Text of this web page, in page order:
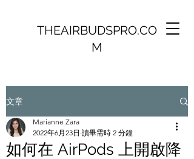
THEAIRBUDSPRO.CO
M
文章
如何在 AirPods 上開啟降
Marianne Zara
2022年6月23日 讀畢需時 2 分鐘